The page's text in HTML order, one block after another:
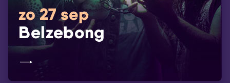
zo 27 sep
Belzebong